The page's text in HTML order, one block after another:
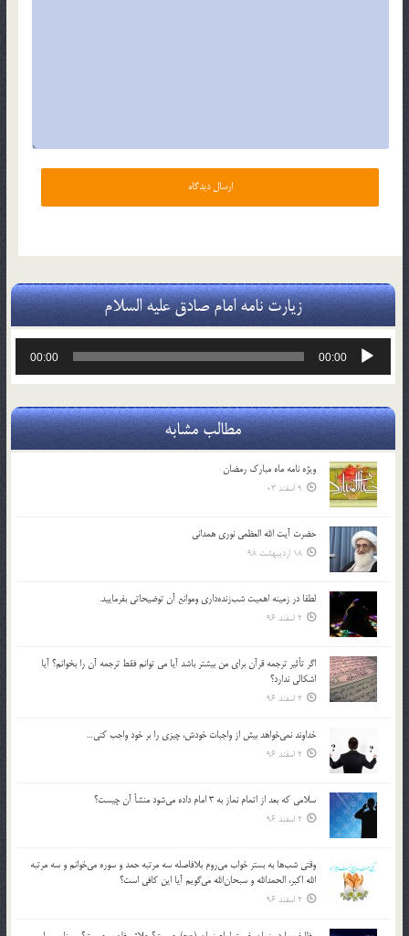
زیارت نامه امام صادق علیه السلام
پخش‌کننده
00:00
00:00
مطالب مشابه
ویژه نامه ماه مبارک رمضان
9 اسفند 03
حضرت آیت الله العظمی نوری همدانی
18 اردیبهشت 98
لطفا در زمينه اهميت شب‌زنده‌داري وموانع آن توضيحاتي بفرماييد.
2 اسفند 96
اگر تأثير ترجمه قرآن براي من بيشتر باشد آيا مي توانم فقط ترجمه آن را بخوانم؟ آيا
اشكالي ندارد؟
2 اسفند 96
خداوند نمي‌خواهد بيش از واجبات خودش، چيزي را بر خود واجب كني…
2 اسفند 96
سلامي كه بعد از اتمام نماز به 3 امام داده مي‌شود منشأ آن چيست؟
2 اسفند 96
وقتي شب‌ها به بستر خواب مي‌روم بلافاصله سه مرتبه حمد و سوره مي‌خوانم و سه مرتبه
الله اكبر، الحمدالله و سبحان‌الله مي‌گويم آيا اين كافي است؟
2 اسفند 96